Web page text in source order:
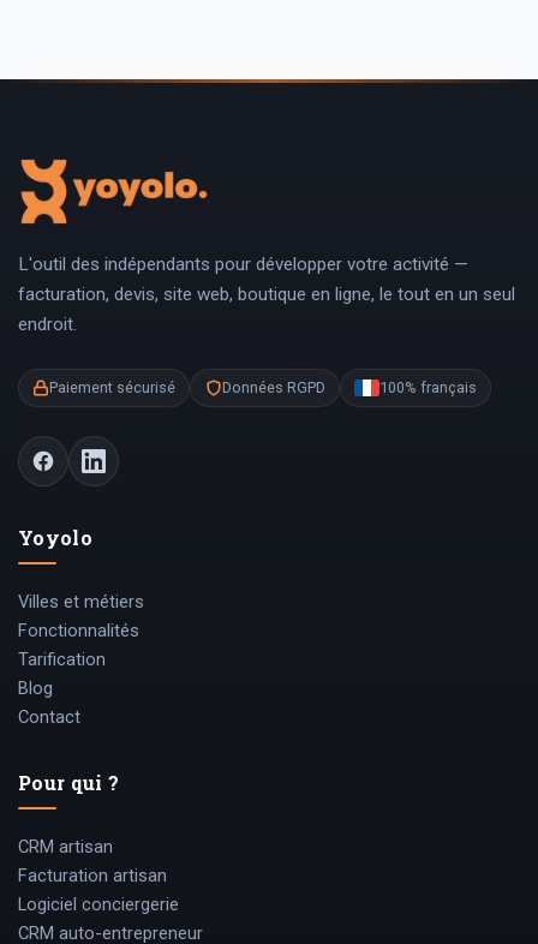
L'outil des indépendants pour développer votre activité —
facturation, devis, site web, boutique en ligne, le tout en un seul
endroit.
Paiement sécurisé Données RGPD 100% français
Yoyolo
Villes et métiers
Fonctionnalités
Tarification
Blog
Contact
Pour qui ?
CRM artisan
Facturation artisan
Logiciel conciergerie
CRM auto-entrepreneur